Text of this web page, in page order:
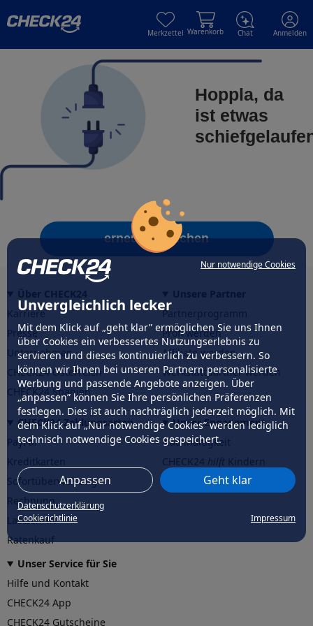
Nur notwendige Cookies
Unvergleichlich lecker
Mit dem Klick auf „geht klar” ermöglichen Sie uns Ihnen
über Cookies ein verbessertes Nutzungserlebnis zu
servieren und dieses kontinuierlich zu verbessern. So
können wir Ihnen bei unseren Partnern personalisierte
Werbung und passende Angebote anzeigen. Über
„anpassen” können Sie Ihre persönlichen Präferenzen
festlegen. Dies ist auch nachträglich jederzeit möglich. Mit
dem Klick auf „Nur notwendige Cookies” werden lediglich
technisch notwendige Cookies gespeichert.
Anpassen Geht klar
Datenschutzerklärung
Cookierichtlinie
Impressum
Merkzettel Warenkorb Chat Anmelden
Hoppla, da
ist etwas
erneut versuchen
Karriere
Presse
Unternehmen
CHECK24 Österreich
CHECK24 Spanien
Partnerprogramm
Profi werden
Affiliate werden
Werkstattpartner werden
CHECK24 Zahlungsarten
PayPal
Sofortüberweisung
Rechnung
Lastschrift
Ratenkauf
Unser Engagement
Nachhaltigkeit
CHECK24hilftder Natur
Unser Service für Sie
Hilfe und Kontakt
CHECK24 App
CHECK24 Gutscheine